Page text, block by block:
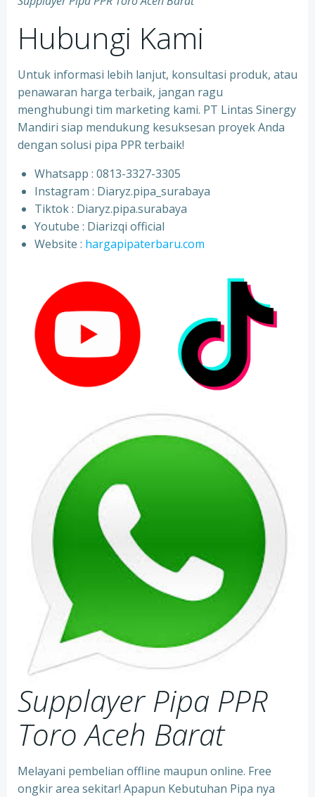
Hubungi Kami
Untuk informasi lebih lanjut, konsultasi produk, atau
penawaran harga terbaik, jangan ragu
menghubungi tim marketing kami. PT Lintas Sinergy
Mandiri siap mendukung kesuksesan proyek Anda
dengan solusi pipa PPR terbaik!
Whatsapp : 0813-3327-3305
⁠Instagram : Diaryz.pipa_surabaya
⁠Tiktok : Diaryz.pipa.surabaya
⁠Youtube : Diarizqi official
⁠Website : hargapipaterbaru.com
Supplayer Pipa PPR
Toro Aceh Barat
Melayani pembelian offline maupun online. Free
ongkir area sekitar! Apapun Kebutuhan Pipa nya